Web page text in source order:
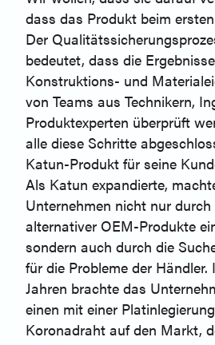
dass das Produkt beim
Der
bedeutet, dass die
Konstruktions- und
von Teams aus Technikern,
Produktexperten überprüft
alle diese Schritte
Katun-Produkt für seine
Als Katun expandierte,
Unternehmen nicht nur
alternativer OEM-Produkte
sondern auch durch die
für die Probleme der Händler.
Jahren brachte das
einen mit einer
Koronadraht auf den Markt,